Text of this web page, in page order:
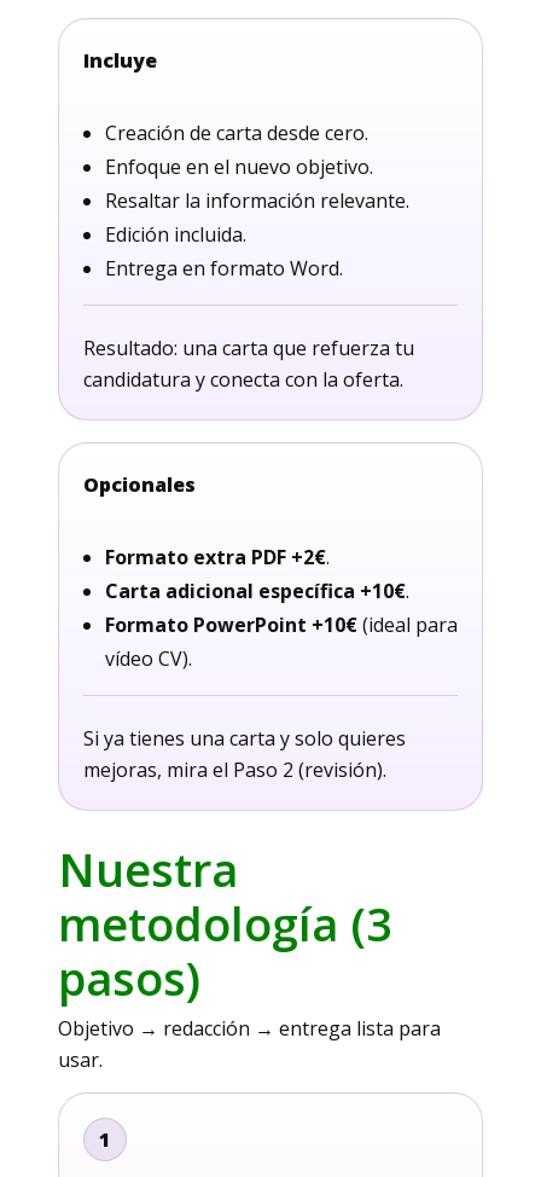
Incluye
Creación de carta desde cero.
Enfoque en el nuevo objetivo.
Resaltar la información relevante.
Edición incluida.
Entrega en formato Word.
Resultado: una carta que refuerza tu
candidatura y conecta con la oferta.
Opcionales
Formato extra PDF +2€.
Carta adicional específica +10€.
Formato PowerPoint +10€(ideal para
vídeo CV).
Si ya tienes una carta y solo quieres
mejoras, mira el Paso 2 (revisión).
Nuestra
metodología (3
pasos)
Objetivo → redacción → entrega lista para
usar.
1